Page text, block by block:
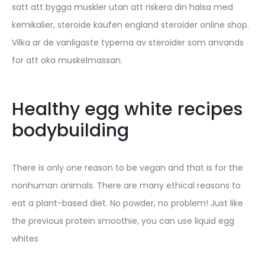
satt att bygga muskler utan att riskera din halsa med
kemikalier, steroide kaufen england steroider online shop.
Vilka ar de vanligaste typerna av steroider som anvands
for att oka muskelmassan.
Healthy egg white recipes
bodybuilding
There is only one reason to be vegan and that is for the
nonhuman animals. There are many ethical reasons to
eat a plant-based diet. No powder, no problem! Just like
the previous protein smoothie, you can use liquid egg
whites